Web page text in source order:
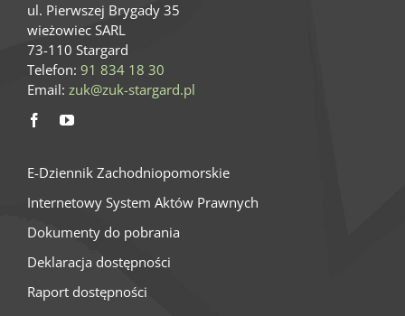
ul. Pierwszej Brygady 35
wieżowiec SARL
73-110 Stargard
Telefon: 91 834 18 30
Email: zuk@zuk-stargard.pl
E-Dziennik Zachodniopomorskie
Internetowy System Aktów Prawnych
Dokumenty do pobrania
Deklaracja dostępności
Raport dostępności